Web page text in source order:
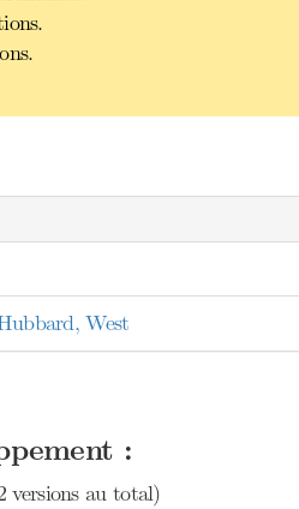
West
:
versions au total)